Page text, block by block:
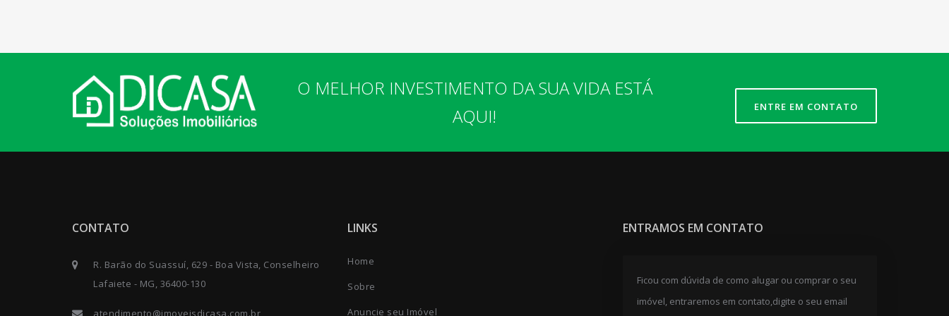
O MELHOR INVESTIMENTO DA SUA VIDA ESTÁ
AQUI!
ENTRE EM CONTATO
CONTATO
R. Barão do Suassuí, 629 - Boa Vista, Conselheiro
Lafaiete - MG, 36400-130
atendimento@imoveisdicasa.com.br
LINKS
Home
Sobre
Anuncie seu Imóvel
ENTRAMOS EM CONTATO
Ficou com dúvida de como alugar ou comprar o seu
imóvel, entraremos em contato,digite o seu email